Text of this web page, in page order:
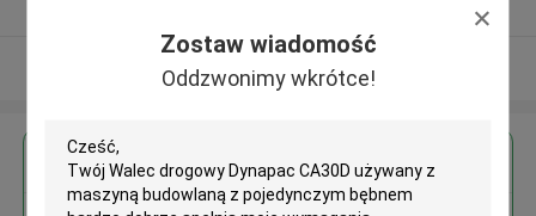
Zostaw wiadomość
Oddzwonimy wkrótce!
Zobacz więcej
Uzyskaj najlepszą cenę za